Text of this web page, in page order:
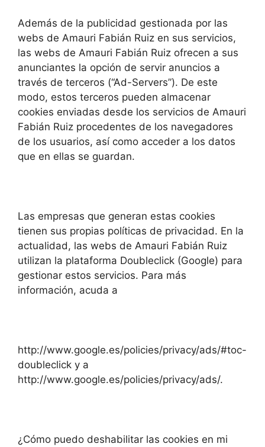
Además de la publicidad gestionada por las
webs de Amauri Fabián Ruiz en sus servicios,
las webs de Amauri Fabián Ruiz ofrecen a sus
anunciantes la opción de servir anuncios a
través de terceros (“Ad-Servers”). De este
modo, estos terceros pueden almacenar
cookies enviadas desde los servicios de Amauri
Fabián Ruiz procedentes de los navegadores
de los usuarios, así como acceder a los datos
que en ellas se guardan.
Las empresas que generan estas cookies
tienen sus propias políticas de privacidad. En la
actualidad, las webs de Amauri Fabián Ruiz
utilizan la plataforma Doubleclick (Google) para
gestionar estos servicios. Para más
información, acuda a
http://www.google.es/policies/privacy/ads/#toc-
doubleclick y a
http://www.google.es/policies/privacy/ads/.
¿Cómo puedo deshabilitar las cookies en mi